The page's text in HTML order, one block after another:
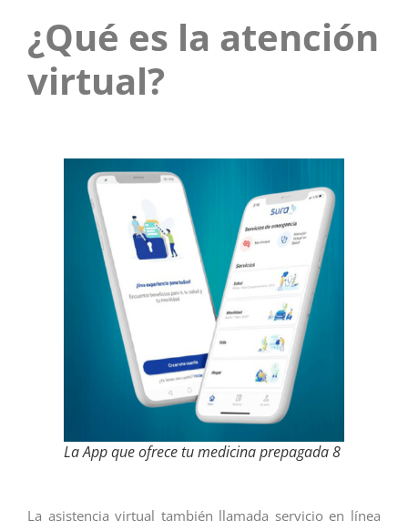
¿Qué es la atención
virtual?
La App que ofrece tu medicina prepagada 8
La asistencia virtual también llamada servicio en línea